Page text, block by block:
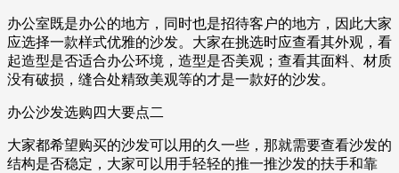
办公室既是办公的地方，同时也是招待客户的地方，因此大家
应选择一款样式优雅的沙发。大家在挑选时应查看其外观，看
起造型是否适合办公环境，造型是否美观；查看其面料、材质
没有破损，缝合处精致美观等的才是一款好的沙发。
办公沙发选购四大要点二
大家都希望购买的沙发可以用的久一些，那就需要查看沙发的
结构是否稳定，大家可以用手轻轻的推一推沙发的扶手和靠